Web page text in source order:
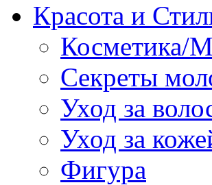
Красота и
Косметика/
Секреты
Уход за
Уход за
Фигура